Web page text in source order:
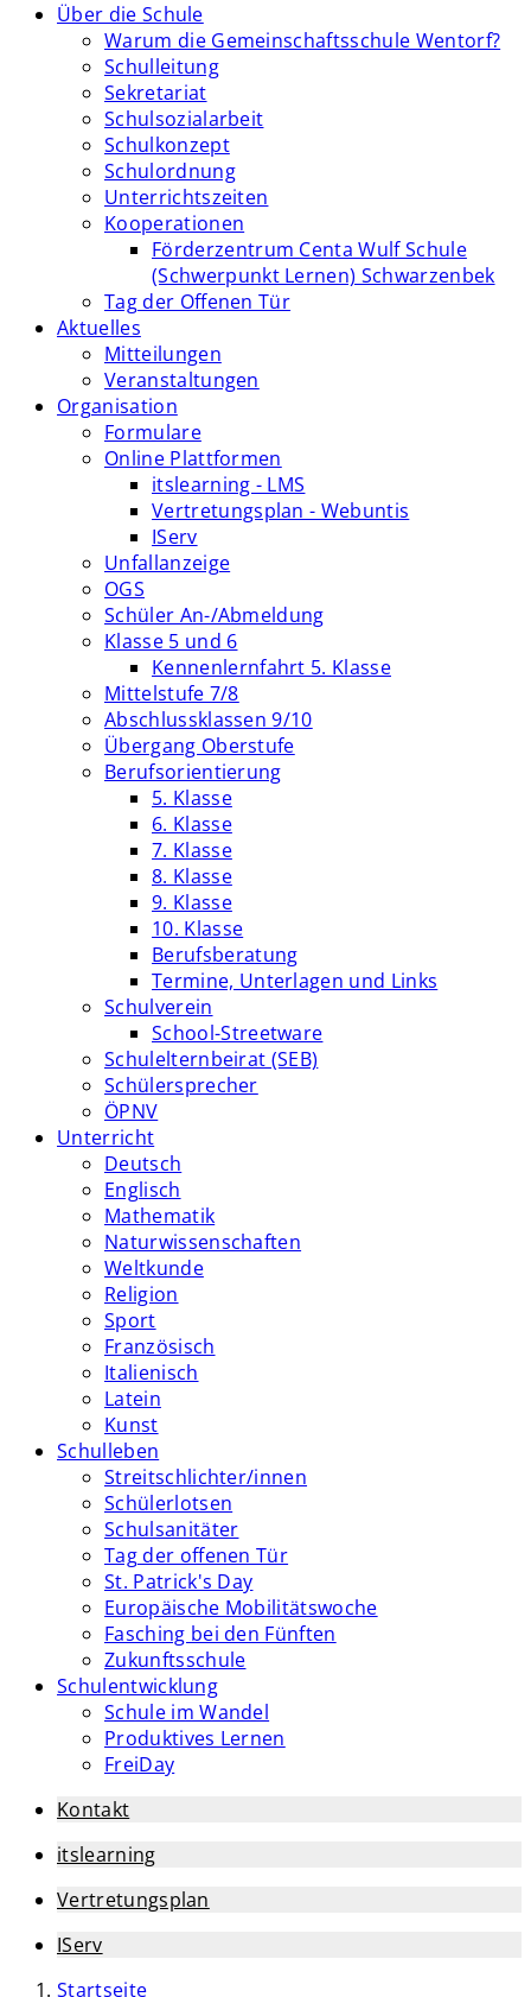
Über die Schule
Warum die Gemeinschaftsschule Wentorf?
Schulleitung
Sekretariat
Schulsozialarbeit
Schulkonzept
Schulordnung
Unterrichtszeiten
Kooperationen
Förderzentrum Centa Wulf Schule
(Schwerpunkt Lernen) Schwarzenbek
Tag der Offenen Tür
Aktuelles
Mitteilungen
Veranstaltungen
Organisation
Formulare
Online Plattformen
itslearning - LMS
Vertretungsplan - Webuntis
IServ
Unfallanzeige
OGS
Schüler An-/Abmeldung
Klasse 5 und 6
Kennenlernfahrt 5. Klasse
Mittelstufe 7/8
Abschlussklassen 9/10
Übergang Oberstufe
Berufsorientierung
5. Klasse
6. Klasse
7. Klasse
8. Klasse
9. Klasse
10. Klasse
Berufsberatung
Termine, Unterlagen und Links
Schulverein
School-Streetware
Schulelternbeirat (SEB)
Schülersprecher
ÖPNV
Unterricht
Deutsch
Englisch
Mathematik
Naturwissenschaften
Weltkunde
Religion
Sport
Französisch
Italienisch
Latein
Kunst
Schulleben
Streitschlichter/innen
Schülerlotsen
Schulsanitäter
Tag der offenen Tür
St. Patrick's Day
Europäische Mobilitätswoche
Fasching bei den Fünften
Zukunftsschule
Schulentwicklung
Schule im Wandel
Produktives Lernen
FreiDay
Kontakt
itslearning
Vertretungsplan
IServ
Startseite